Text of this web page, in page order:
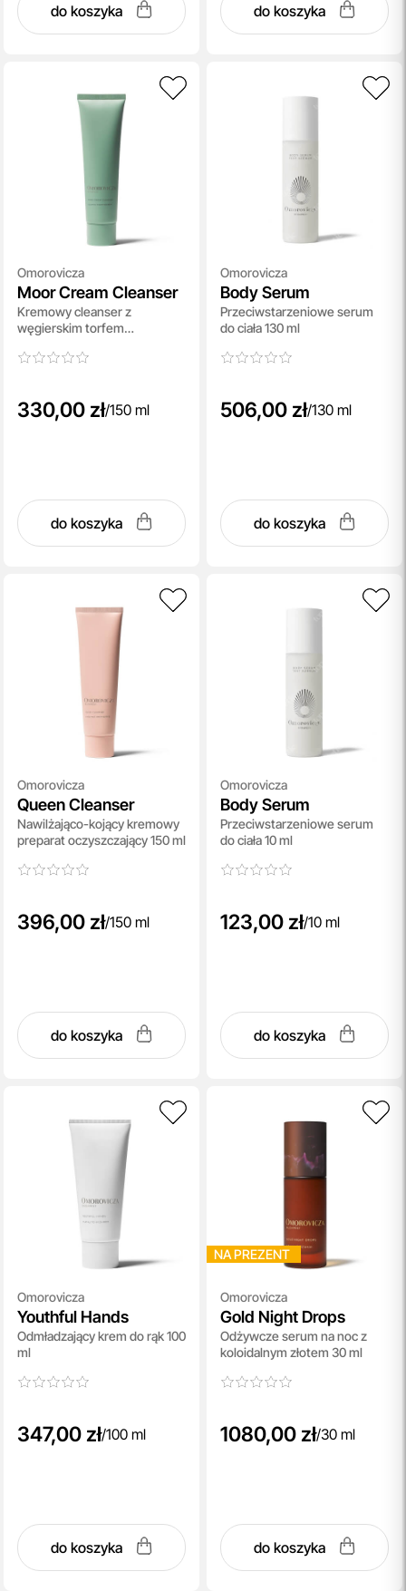
do koszyka do koszyka
Omorovicza
Moor Cream Cleanser
Kremowy cleanser z
węgierskim torfem
330,00 zł/150 ml
do koszyka
Omorovicza
Body Serum
Przeciwstarzeniowe serum
do ciała 130 ml
506,00 zł/130 ml
do koszyka
Omorovicza
Queen Cleanser
Nawilżająco-kojący kremowy
preparat oczyszczający 150 ml
396,00 zł/150 ml
do koszyka
Omorovicza
Body Serum
Przeciwstarzeniowe serum
do ciała 10 ml
123,00 zł/10 ml
do koszyka
Omorovicza
Youthful Hands
Odmładzający krem do rąk 100
ml
347,00 zł/100 ml
do koszyka
NA PREZENT
Omorovicza
Gold Night Drops
Odżywcze serum na noc z
koloidalnym złotem 30 ml
1080,00 zł/30 ml
do koszyka